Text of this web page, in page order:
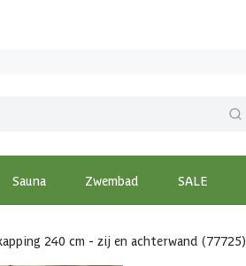
Sauna Zwembad SALE
240 cm - zij en achterwand (77725)